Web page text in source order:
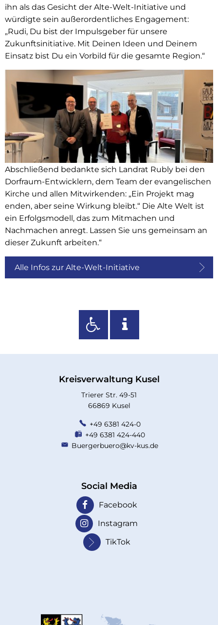
ihn als das Gesicht der Alte-Welt-Initiative und
würdigte sein außerordentliches Engagement:
„Rudi, Du bist der Impulsgeber für unsere
Zukunftsinitiative. Mit Deinen Ideen und Deinem
Einsatz bist Du ein Vorbild für die gesamte Region.“
Abschließend bedankte sich Landrat Rubly bei den
Dorfraum-Entwicklern, dem Team der evangelischen
Kirche und allen Mitwirkenden: „Ein Projekt mag
enden, aber seine Wirkung bleibt.“ Die Alte Welt ist
ein Erfolgsmodell, das zum Mitmachen und
Nachmachen anregt. Lassen Sie uns gemeinsam an
dieser Zukunft arbeiten.“
Alle Infos zur Alte-Welt-Initiative
Kreisverwaltung Kusel
Trierer Str. 49-51
66869 Kusel
+49 6381 424-0
+49 6381 424-440
Buergerbuero@kv-kus.de
Social Media
Facebook
Instagram
TikTok